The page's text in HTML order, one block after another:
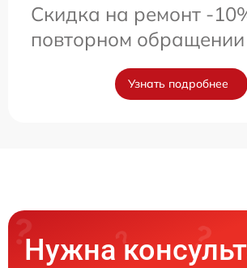
Скидка на ремонт -
повторном обращении
Узнать подробнее
Нужна